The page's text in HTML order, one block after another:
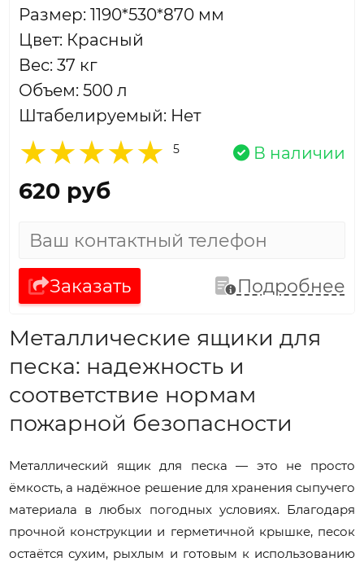
Размер: 1190*530*870 мм
Цвет: Красный
Вес: 37 кг
Объем: 500 л
Штабелируемый: Нет
5 В наличии
620 руб
Заказать Подробнее
Металлические ящики для
песка: надежность и
соответствие нормам
пожарной безопасности
Металлический ящик для песка — это не просто
ёмкость, а надёжное решение для хранения сыпучего
материала в любых погодных условиях. Благодаря
прочной конструкции и герметичной крышке, песок
остаётся сухим, рыхлым и готовым к использованию